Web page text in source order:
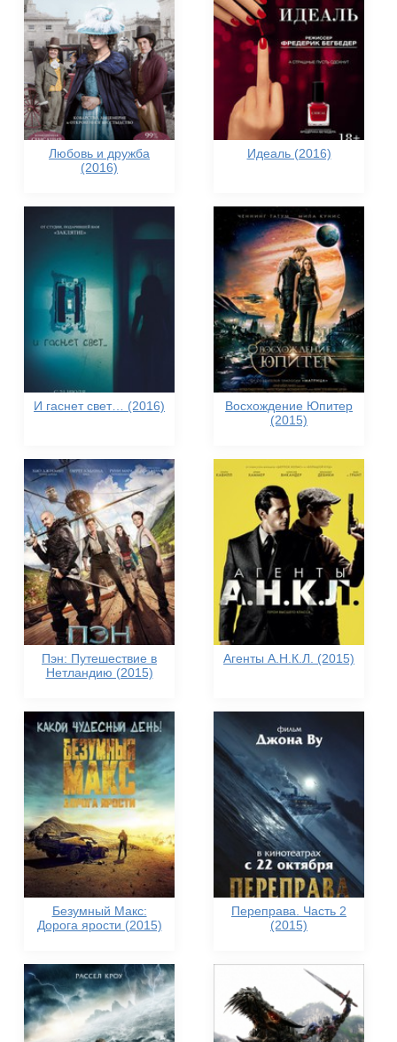
Любовь и дружба
(2016)
Идеаль (2016)
И гаснет свет… (2016)
Восхождение Юпитер
(2015)
Пэн: Путешествие в
Нетландию (2015)
Агенты А.Н.К.Л. (2015)
Безумный Макс:
Дорога ярости (2015)
Переправа. Часть 2
(2015)